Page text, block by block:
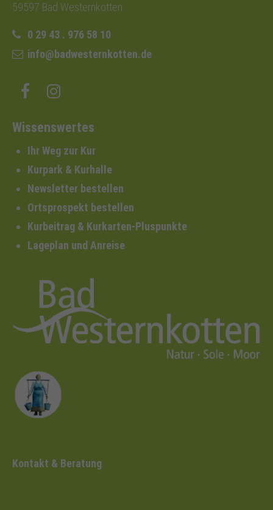
59597 Bad Westernkotten
0 29 43 . 976 58 10
info@badwesternkotten.de
Wissenswertes
Ihr Weg zur Kur
Kurpark & Kurhalle
Newsletter bestellen
Ortsprospekt bestellen
Kurbeitrag & Kurkarten-Pluspunkte
Lageplan und Anreise
Kontakt & Beratung